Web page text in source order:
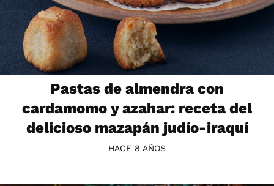
Pastas de almendra con
cardamomo y azahar: receta del
delicioso mazapán judío-iraquí
HACE 8 AÑOS